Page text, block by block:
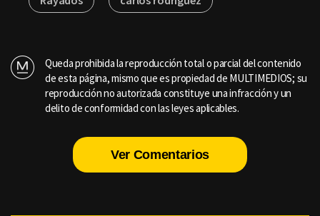
Queda prohibida la reproducción total o parcial del contenido
de esta página, mismo que es propiedad de MULTIMEDIOS; su
reproducción no autorizada constituye una infracción y un
delito de conformidad con las leyes aplicables.
Ver Comentarios